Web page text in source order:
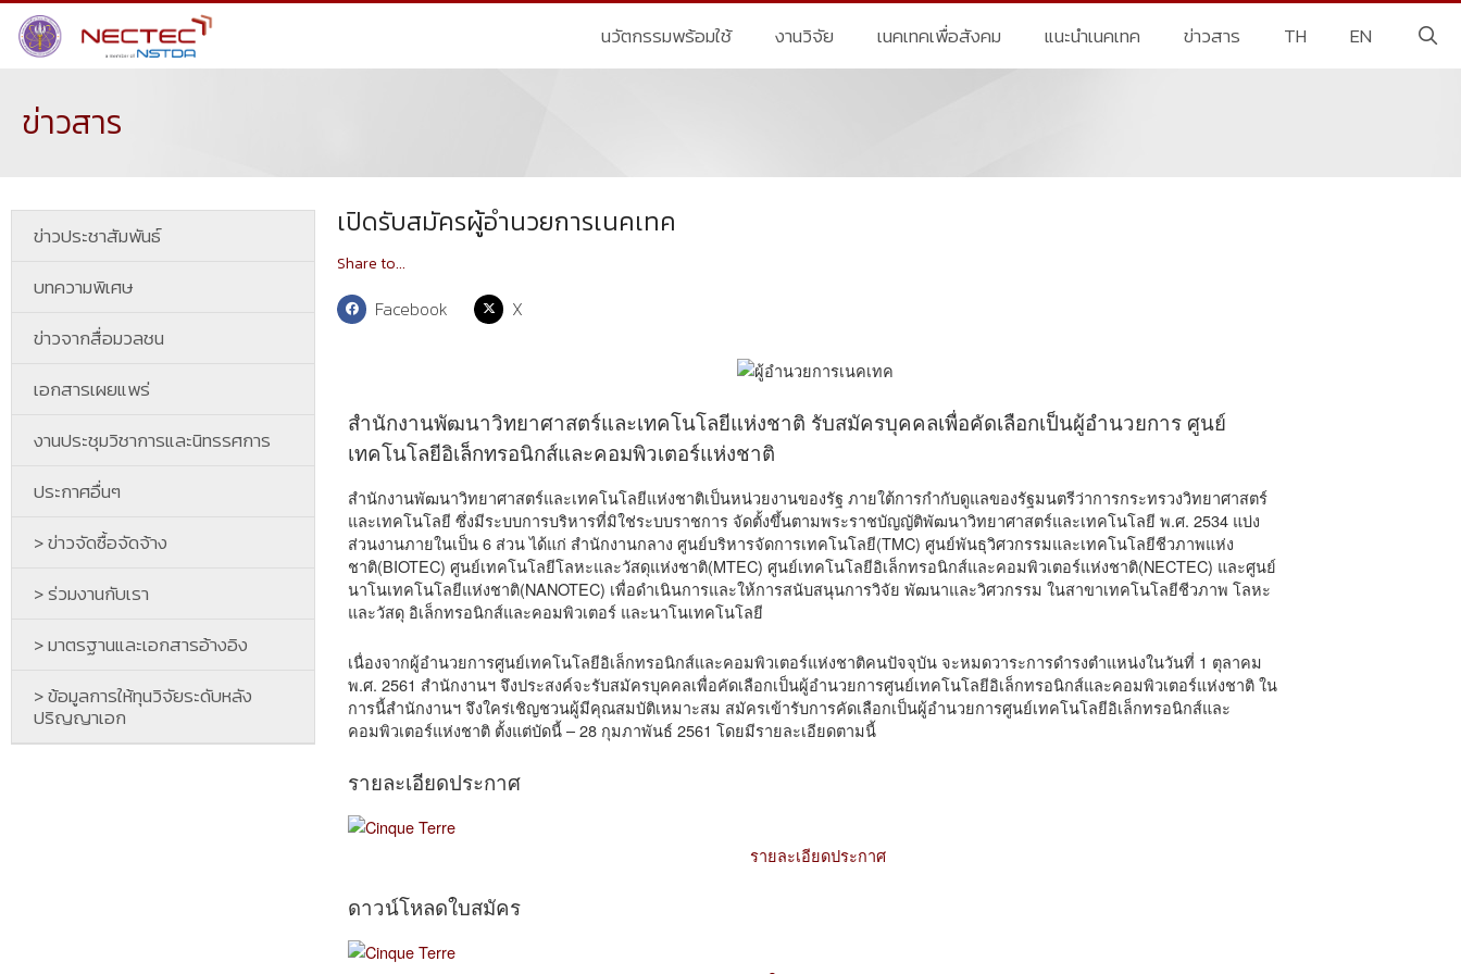
นวัตกรรมพร้อมใช้ งานวิจัย เนคเทคเพื่อสังคม แนะนำเนคเทค ข่าวสาร TH EN
ข่าวสาร
ข่าวประชาสัมพันธ์
บทความพิเศษ
ข่าวจากสื่อมวลชน
เอกสารเผยแพร่
งานประชุมวิชาการและนิทรรศการ
ประกาศอื่นๆ
> ข่าวจัดซื้อจัดจ้าง
> ร่วมงานกับเรา
> มาตรฐานและเอกสารอ้างอิง
> ข้อมูลการให้ทุนวิจัยระดับหลัง
ปริญญาเอก
เปิดรับสมัครผู้อำนวยการเนคเทค
Share to...
Facebook X
สำนักงานพัฒนาวิทยาศาสตร์และเทคโนโลยีแห่งชาติ รับสมัครบุคคลเพื่อคัดเลือกเป็นผู้อำนวยการ ศูนย์
เทคโนโลยีอิเล็กทรอนิกส์และคอมพิวเตอร์แห่งชาติ
สำนักงานพัฒนาวิทยาศาสตร์และเทคโนโลยีแห่งชาติเป็นหน่วยงานของรัฐ ภายใต้การกำกับดูแลของรัฐมนตรีว่าการกระทรวงวิทยาศาสตร์
และเทคโนโลยี ซึ่งมีระบบการบริหารที่มิใช่ระบบราชการ จัดตั้งขึ้นตามพระราชบัญญัติพัฒนาวิทยาศาสตร์และเทคโนโลยี พ.ศ. 2534 แบ่ง
ส่วนงานภายในเป็น 6 ส่วน ได้แก่ สำนักงานกลาง ศูนย์บริหารจัดการเทคโนโลยี(TMC) ศูนย์พันธุวิศวกรรมและเทคโนโลยีชีวภาพแห่ง
ชาติ(BIOTEC) ศูนย์เทคโนโลยีโลหะและวัสดุแห่งชาติ(MTEC) ศูนย์เทคโนโลยีอิเล็กทรอนิกส์และคอมพิวเตอร์แห่งชาติ(NECTEC) และศูนย์
นาโนเทคโนโลยีแห่งชาติ(NANOTEC) เพื่อดำเนินการและให้การสนับสนุนการวิจัย พัฒนาและวิศวกรรม ในสาขาเทคโนโลยีชีวภาพ โลหะ
และวัสดุ อิเล็กทรอนิกส์และคอมพิวเตอร์ และนาโนเทคโนโลยี
เนื่องจากผู้อำนวยการศูนย์เทคโนโลยีอิเล็กทรอนิกส์และคอมพิวเตอร์แห่งชาติคนปัจจุบัน จะหมดวาระการดำรงตำแหน่งในวันที่ 1 ตุลาคม
พ.ศ. 2561 สำนักงานฯ จึงประสงค์จะรับสมัครบุคคลเพื่อคัดเลือกเป็นผู้อำนวยการศูนย์เทคโนโลยีอิเล็กทรอนิกส์และคอมพิวเตอร์แห่งชาติ ใน
การนี้สำนักงานฯ จึงใคร่เชิญชวนผู้มีคุณสมบัติเหมาะสม สมัครเข้ารับการคัดเลือกเป็นผู้อำนวยการศูนย์เทคโนโลยีอิเล็กทรอนิกส์และ
คอมพิวเตอร์แห่งชาติ ตั้งแต่บัดนี้ – 28 กุมภาพันธ์ 2561 โดยมีรายละเอียดตามนี้
รายละเอียดประกาศ
รายละเอียดประกาศ
ดาวน์โหลดใบสมัคร